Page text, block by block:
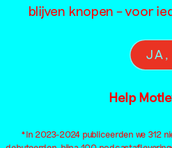
blijven knopen – voor
JA,
Help
*In 2023-2024 publiceerden we 312